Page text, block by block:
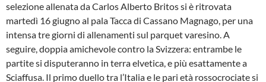
selezione allenata da Carlos Alberto Britos si è ritrovata
martedì 16 giugno al pala Tacca di Cassano Magnago, per una
intensa tre giorni di allenamenti sul parquet varesino. A
seguire, doppia amichevole contro la Svizzera: entrambe le
partite si disputeranno in terra elvetica, e più esattamente a
Sciaffusa. Il primo duello tra l’Italia e le pari età rossocrociate si